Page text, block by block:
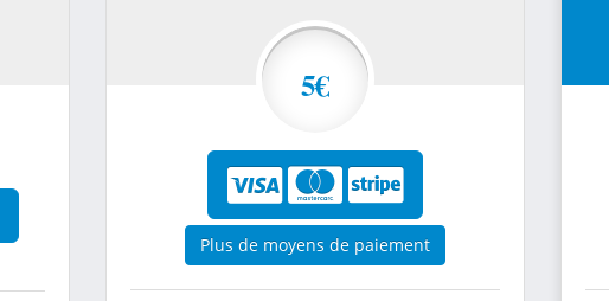
5€
Plus de moyens de paiement